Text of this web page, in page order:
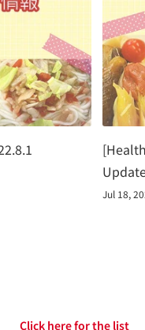
Jul 18,
Click here for the list